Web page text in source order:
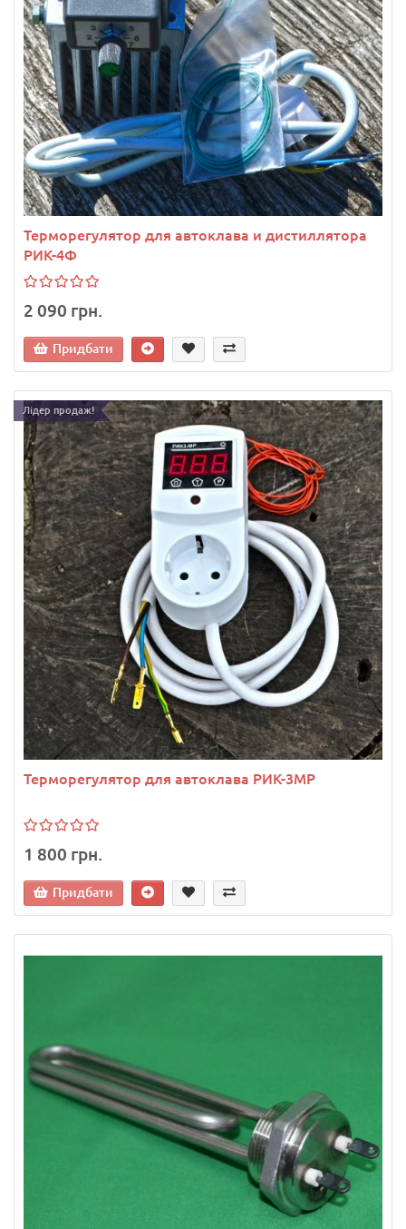
Терморегулятор для автоклава и дистиллятора
РИК-4Ф
2 090 грн.
Придбати
Лідер продаж!
Терморегулятор для автоклава РИК-3МР
1 800 грн.
Придбати